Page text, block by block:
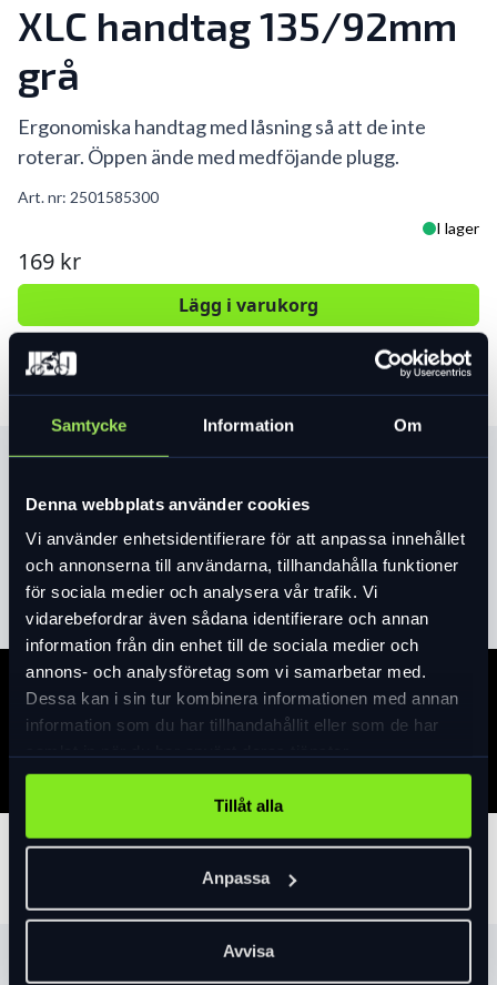
Samtycke Information Om
Denna webbplats använder cookies
Vi använder enhetsidentifierare för att anpassa innehållet
och annonserna till användarna, tillhandahålla funktioner
för sociala medier och analysera vår trafik. Vi
vidarebefordrar även sådana identifierare och annan
information från din enhet till de sociala medier och
annons- och analysföretag som vi samarbetar med.
Dessa kan i sin tur kombinera informationen med annan
information som du har tillhandahållit eller som de har
Tillåt alla
Anpassa
Avvisa
XLC handtag 135/92mm
grå
Ergonomiska handtag med låsning så att de inte
roterar. Öppen ände med medföjande plugg.
Art. nr: 2501585300
I lager
169 kr
Lägg i varukorg
Läs merexpand_more
Specifikation
Produktrekommendationer